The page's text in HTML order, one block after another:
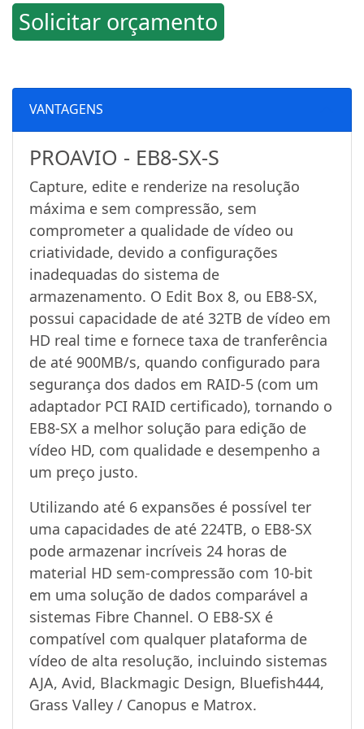
Solicitar orçamento
VANTAGENS
PROAVIO - EB8-SX-S
Capture, edite e renderize na resolução
máxima e sem compressão, sem
comprometer a qualidade de vídeo ou
criatividade, devido a configurações
inadequadas do sistema de
armazenamento. O Edit Box 8, ou EB8-SX,
possui capacidade de até 32TB de vídeo em
HD real time e fornece taxa de tranferência
de até 900MB/s, quando configurado para
segurança dos dados em RAID-5 (com um
adaptador PCI RAID certificado), tornando o
EB8-SX a melhor solução para edição de
vídeo HD, com qualidade e desempenho a
um preço justo.
Utilizando até 6 expansões é possível ter
uma capacidades de até 224TB, o EB8-SX
pode armazenar incríveis 24 horas de
material HD sem-compressão com 10-bit
em uma solução de dados comparável a
sistemas Fibre Channel. O EB8-SX é
compatível com qualquer plataforma de
vídeo de alta resolução, incluindo sistemas
AJA, Avid, Blackmagic Design, Bluefish444,
Grass Valley / Canopus e Matrox.